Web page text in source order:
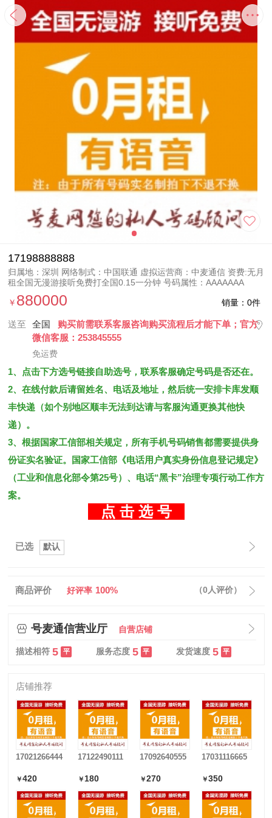
17198888888
归属地：深圳 网络制式：中国联通 虚拟运营商：中麦通信 资费:无月
租全国无漫游接听免费打全国0.15一分钟 号码属性：AAAAAAA
￥ 880000 销量：0件
送至 全国
购买前需联系客服咨询购买流程后才能下单；官方
微信客服：253845555
免运费
1、点击下方选号链接自助选号，联系客服确定号码是否还在。
2、在线付款后请留姓名、电话及地址，然后统一安排卡库发顺
丰快递（如个别地区顺丰无法到达请与客服沟通更换其他快
递）。
3、根据国家工信部相关规定，所有手机号码销售都需要提供身
份证实名验证。国家工信部《电话用户真实身份信息登记规定》
（工业和信息化部令第25号）、电话“黑卡”治理专项行动工作方
案。
点 击 选 号
已选 默认
商品评价 好评率 100% （0人评价）
号麦通信营业厅 自营店铺
描述相符 5 平 服务态度 5 平 发货速度 5 平
店铺推荐
17021266444
￥420
17122490111
￥180
17092640555
￥270
17031116665
￥350